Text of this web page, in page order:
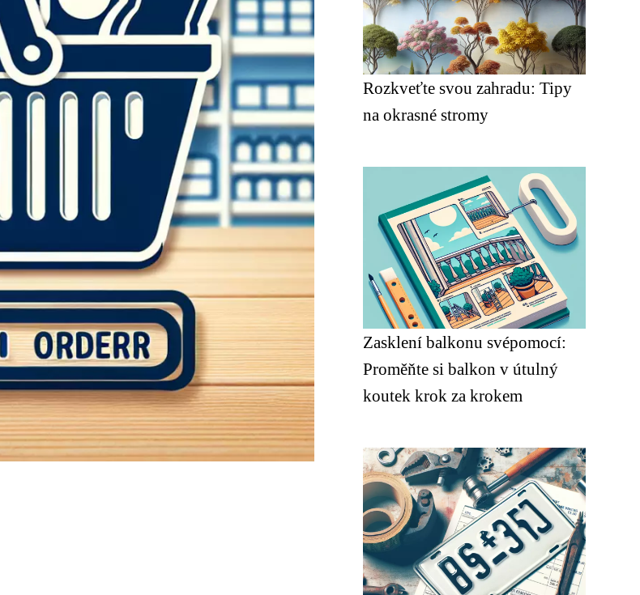
Rozkveťte svou zahradu: Tipy
na okrasné stromy
Zasklení balkonu svépomocí:
Proměňte si balkon v útulný
koutek krok za krokem